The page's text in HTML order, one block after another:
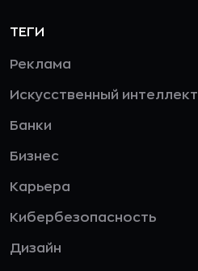
ТЕГИ
Реклама
Искусственный интеллект
Банки
Бизнес
Карьера
Кибербезопасность
Дизайн